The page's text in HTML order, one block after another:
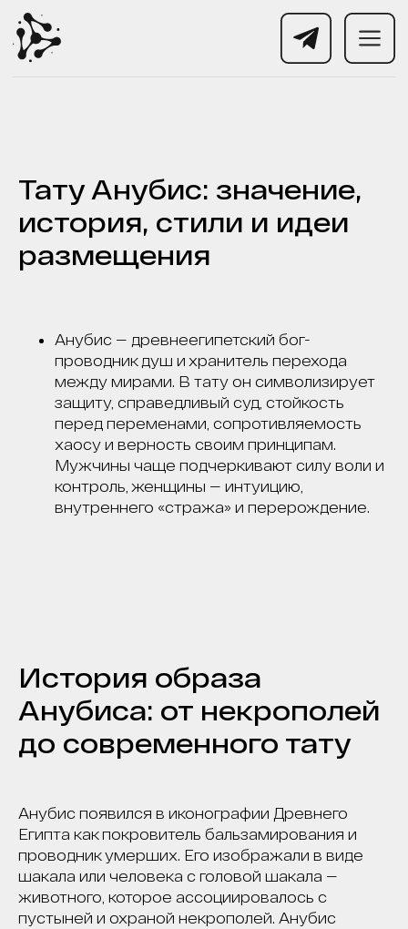
Тату Анубис: значение,
история, стили и идеи
размещения
Анубис — древнеегипетский бог-
проводник душ и хранитель перехода
между мирами. В тату он символизирует
защиту, справедливый суд, стойкость
перед переменами, сопротивляемость
хаосу и верность своим принципам.
Мужчины чаще подчеркивают силу воли и
контроль, женщины — интуицию,
внутреннего «стража» и перерождение.
История образа
Анубиса: от некрополей
до современного тату
Анубис появился в иконографии Древнего
Египта как покровитель бальзамирования и
проводник умерших. Его изображали в виде
шакала или человека с головой шакала —
животного, которое ассоциировалось с
пустыней и охраной некрополей. Анубис